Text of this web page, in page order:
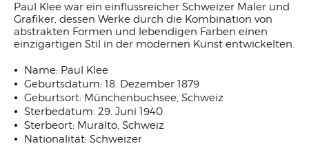
Paul Klee war ein einflussreicher Schweizer Maler und
Grafiker, dessen Werke durch die Kombination von
abstrakten Formen und lebendigen Farben einen
einzigartigen Stil in der modernen Kunst entwickelten.
Name: Paul Klee
Geburtsdatum: 18. Dezember 1879
Geburtsort: Münchenbuchsee, Schweiz
Sterbedatum: 29. Juni 1940
Sterbeort: Muralto, Schweiz
Nationalität: Schweizer